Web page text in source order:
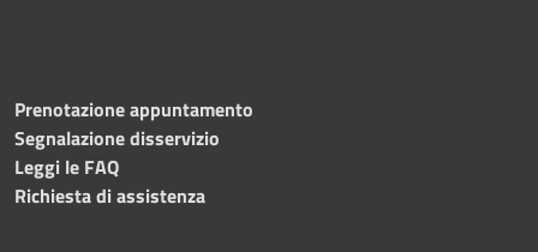
Prenotazione appuntamento
Segnalazione disservizio
Leggi le FAQ
Richiesta di assistenza